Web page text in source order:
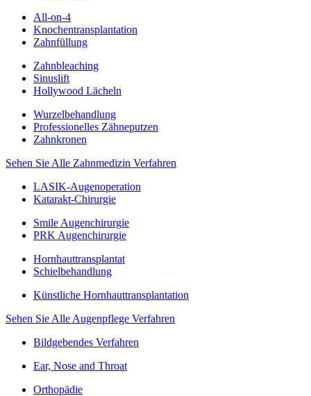
All-on-4
Knochentransplantation
Zahnfüllung
Zahnbleaching
Sinuslift
Hollywood Lächeln
Wurzelbehandlung
Professionelles Zähneputzen
Zahnkronen
Sehen Sie Alle Zahnmedizin Verfahren
LASIK-Augenoperation
Katarakt-Chirurgie
Smile Augenchirurgie
PRK Augenchirurgie
Hornhauttransplantat
Schielbehandlung
Künstliche Hornhauttransplantation
Sehen Sie Alle Augenpflege Verfahren
Bildgebendes Verfahren
Ear, Nose and Throat
Orthopädie